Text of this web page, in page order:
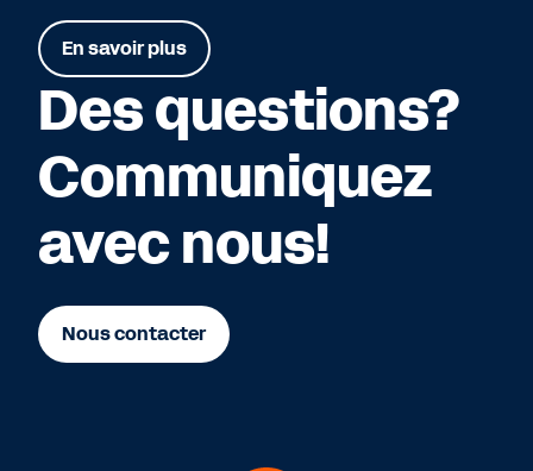
En savoir plus
Des questions?
Communiquez
avec nous!
Nous contacter